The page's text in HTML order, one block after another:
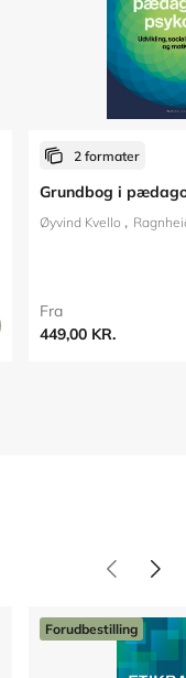
2 formater
Grundbog i
Øyvind Kvello
Fra
449,00 KR.
Forudbestilling